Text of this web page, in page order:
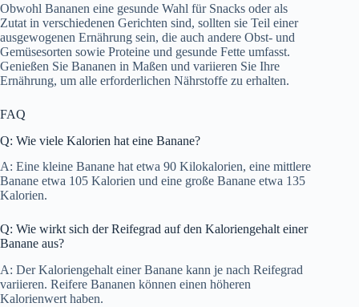
Obwohl Bananen eine gesunde Wahl für Snacks oder als
Zutat in verschiedenen Gerichten sind, sollten sie Teil einer
ausgewogenen Ernährung sein, die auch andere Obst- und
Gemüsesorten sowie Proteine und gesunde Fette umfasst.
Genießen Sie Bananen in Maßen und variieren Sie Ihre
Ernährung, um alle erforderlichen Nährstoffe zu erhalten.
FAQ
Q: Wie viele Kalorien hat eine Banane?
A: Eine kleine Banane hat etwa 90 Kilokalorien, eine mittlere
Banane etwa 105 Kalorien und eine große Banane etwa 135
Kalorien.
Q: Wie wirkt sich der Reifegrad auf den Kaloriengehalt einer
Banane aus?
A: Der Kaloriengehalt einer Banane kann je nach Reifegrad
variieren. Reifere Bananen können einen höheren
Kalorienwert haben.